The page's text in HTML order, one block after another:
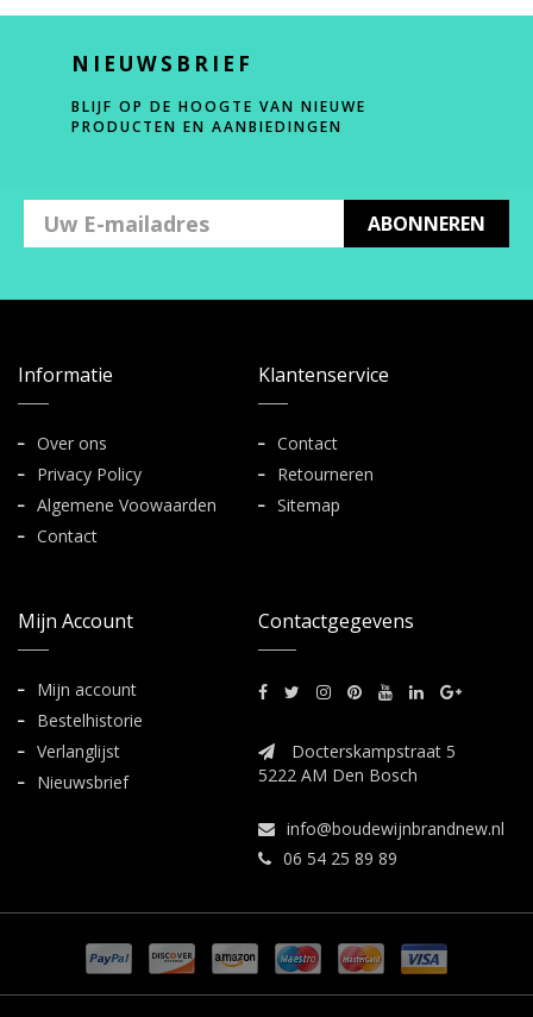
NIEUWSBRIEF
BLIJF OP DE HOOGTE VAN NIEUWE
PRODUCTEN EN AANBIEDINGEN
ABONNEREN
Informatie
Over ons
Privacy Policy
Algemene Voowaarden
Contact
Klantenservice
Contact
Retourneren
Sitemap
Mijn Account
Mijn account
Bestelhistorie
Verlanglijst
Nieuwsbrief
Contactgegevens
Docterskampstraat 5
5222 AM Den Bosch
info@boudewijnbrandnew.nl
06 54 25 89 89